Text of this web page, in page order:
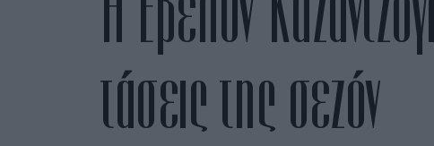
τάσεις της σεζόν